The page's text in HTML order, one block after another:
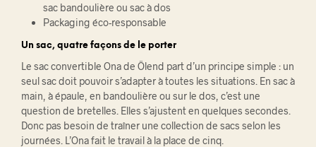
sac bandoulière ou sac à dos
Packaging éco-responsable
Un sac, quatre façons de le porter
Le sac convertible Ona de Ölend part d’un principe simple : un
seul sac doit pouvoir s’adapter à toutes les situations. En sac à
main, à épaule, en bandoulière ou sur le dos, c’est une
question de bretelles. Elles s’ajustent en quelques secondes.
Donc pas besoin de traîner une collection de sacs selon les
journées. L’Ona fait le travail à la place de cinq.